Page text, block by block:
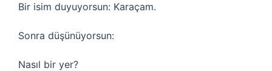
Bir isim duyuyorsun: Karaçam.
Sonra düşünüyorsun:
Nasıl bir yer?